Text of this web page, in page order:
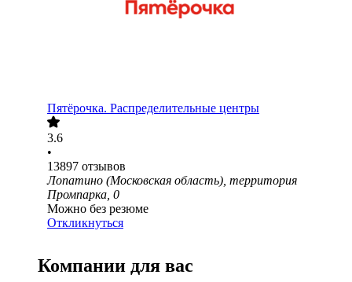
Пятёрочка. Распределительные центры
3.6
•
13897 отзывов
Лопатино (Московская область), территория
Промпарка, 0
Можно без резюме
Откликнуться
Компании для вас